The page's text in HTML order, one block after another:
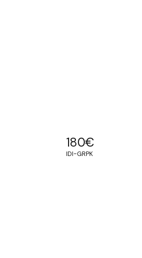
180€
IDI-GRPK